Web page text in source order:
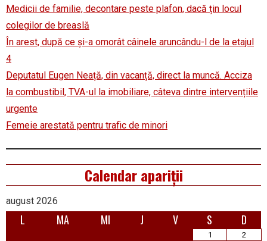
Medicii de familie, decontare peste plafon, dacă țin locul
colegilor de breaslă
În arest, după ce și-a omorât câinele aruncându-l de la etajul
4
Deputatul Eugen Neață, din vacanță, direct la muncă. Acciza
la combustibil, TVA-ul la imobiliare, câteva dintre intervențiile
urgente
Femeie arestată pentru trafic de minori
Calendar apariții
august 2026
L MA MI J V S D
1
2